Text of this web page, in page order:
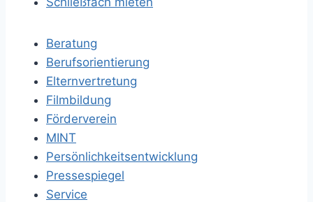
Beratung
Berufsorientierung
Elternvertretung
Filmbildung
Förderverein
MINT
Persönlichkeitsentwicklung
Pressespiegel
Service